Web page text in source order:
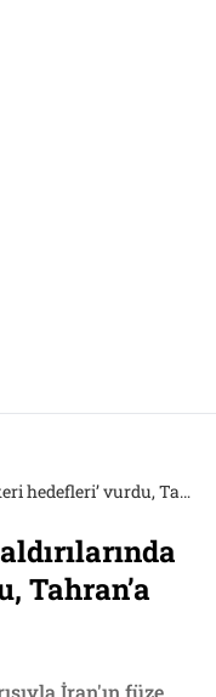
İsrail, İran’daki hava saldırılarında ‘askeri hedefleri’ vurdu, Tahran’a göre ‘hasar kısıtlı’
Tahran’a
İran'ın füze